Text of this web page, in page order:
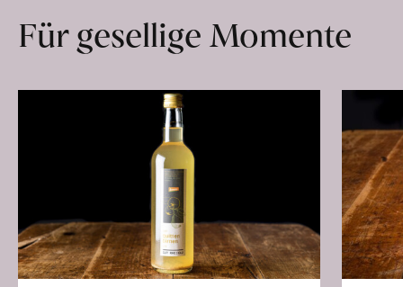
Hof
erfahren
Für gesellige Momente